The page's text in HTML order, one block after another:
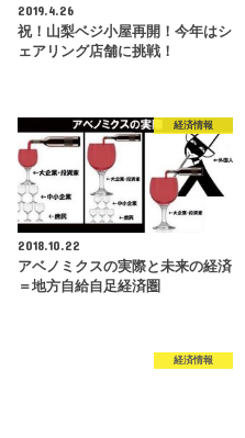
2019.4.26
祝！山梨ベジ小屋再開！今年はシ
ェアリング店舗に挑戦！
経済情報
2018.10.22
アベノミクスの実際と未来の経済
＝地方自給自足経済圏
経済情報